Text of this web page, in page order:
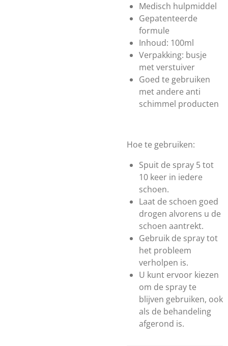
Medisch hulpmiddel
Gepatenteerde
formule
Inhoud: 100ml
Verpakking: busje
met verstuiver
Goed te gebruiken
met andere anti
schimmel producten
Hoe te gebruiken:
Spuit de spray 5 tot
10 keer in iedere
schoen.
Laat de schoen goed
drogen alvorens u de
schoen aantrekt.
Gebruik de spray tot
het probleem
verholpen is.
U kunt ervoor kiezen
om de spray te
blijven gebruiken, ook
als de behandeling
afgerond is.